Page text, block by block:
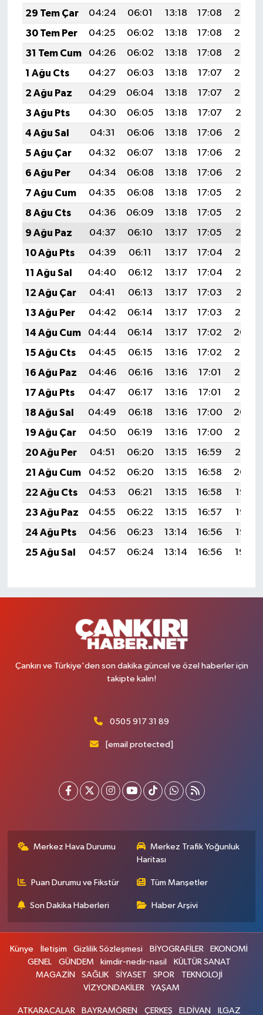
29 Tem Çar
04:24 06:01 13:18 17:08
20:26
30 Tem Per
04:25 06:02 13:18 17:08
20:25
31 Tem Cum
04:26 06:02 13:18 17:08
20:24
1 Ağu Cts
04:27 06:03 13:18 17:07
20:23
2 Ağu Paz
04:29 06:04 13:18 17:07
20:22
3 Ağu Pts
04:30 06:05 13:18 17:07
20:21
4 Ağu Sal
04:31 06:06 13:18 17:06
20:20
5 Ağu Çar
04:32 06:07 13:18 17:06
20:19
6 Ağu Per
04:34 06:08 13:18 17:06
20:18
7 Ağu Cum
04:35 06:08 13:18 17:05
20:17
8 Ağu Cts
04:36 06:09 13:18 17:05
20:16
9 Ağu Paz
04:37 06:10 13:17 17:05
20:15
10 Ağu Pts
04:39 06:11 13:17 17:04
20:14
11 Ağu Sal
04:40 06:12 13:17 17:04
20:12
12 Ağu Çar
04:41 06:13 13:17 17:03
20:11
13 Ağu Per
04:42 06:14 13:17 17:03
20:10
14 Ağu Cum
04:44 06:14 13:17 17:02
20:09
15 Ağu Cts
04:45 06:15 13:16 17:02
20:08
16 Ağu Paz
04:46 06:16 13:16 17:01
20:06
17 Ağu Pts
04:47 06:17 13:16 17:01
20:05
18 Ağu Sal
04:49 06:18 13:16 17:00
20:04
19 Ağu Çar
04:50 06:19 13:16 17:00
20:02
20 Ağu Per
04:51 06:20 13:15 16:59
20:01
21 Ağu Cum
04:52 06:20 13:15 16:58
20:00
22 Ağu Cts
04:53 06:21 13:15 16:58
19:58
23 Ağu Paz
04:55 06:22 13:15 16:57
19:57
24 Ağu Pts
04:56 06:23 13:14 16:56
19:56
25 Ağu Sal
04:57 06:24 13:14 16:56 19:54
Çankırı ve Türkiye'den son dakika güncel ve özel haberler için
takipte kalın!
0505 917 31 89
[email protected]
Merkez Hava Durumu
Merkez Trafik Yoğunluk
Haritası
Puan Durumu ve Fikstür Tüm Manşetler
Son Dakika Haberleri Haber Arşivi
Künye İletişim Gizlilik Sözleşmesi BİYOGRAFİLER
EKONOMİ
GENEL
GÜNDEM kimdir-nedir-nasil
KÜLTÜR SANAT
MAGAZİN
SAĞLIK SİYASET SPOR
TEKNOLOJİ
VİZYONDAKİLER
YAŞAM
ATKARACALAR BAYRAMÖREN ÇERKEŞ ELDİVAN ILGAZ